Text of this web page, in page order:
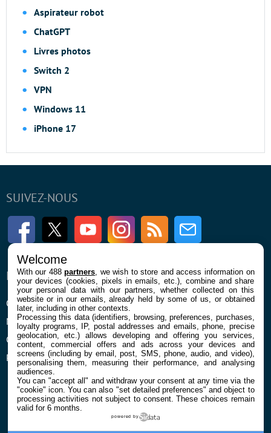
Aspirateur robot
ChatGPT
Livres photos
Switch 2
VPN
Windows 11
iPhone 17
SUIVEZ-NOUS
FacebookTwitter Youtube InstagramRSS Newsletter
ENTREPRISE
Qui sommes nous
Mentions légales et CGU
Confidentialité et Cookies
Préférences cookies
À PROPOS
La rédaction
Contact
Welcome
With our 488partners , we wish to store and access information on
your devices (cookies, pixels in emails, etc.), combine and share
your personal data with our partners, whether collected on this
website or in our emails, already held by some of us, or obtained
later, including in other contexts.
Processing this data (identifiers, browsing, preferences, purchases,
loyalty programs, IP, postal addresses and emails, phone, precise
geolocation, etc.) allows developing and offering you services,
content, commercial offers and ads across your devices and
screens (including by email, post, SMS, phone, audio, and video),
personalising them, measuring their performance, and analysing
audiences.
You can "accept all" and withdraw your consent at any time via the
"cookie" icon. You can also "set detailed preferences" and object to
processing activities not subject to consent. These choices remain
valid for 6 months.
powered by